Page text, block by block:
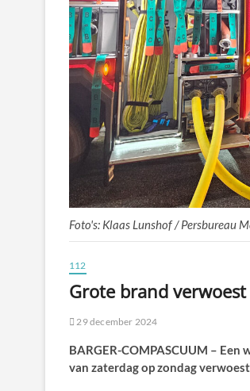
Foto's: Klaas Lunshof / Persbureau
112
Grote brand
29 december 2024
BARGER-COMPASCUUM –
van zaterdag op zondag